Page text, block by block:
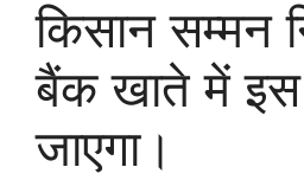
किसान सम्मन
बैंक खाते में इस
जाएगा।